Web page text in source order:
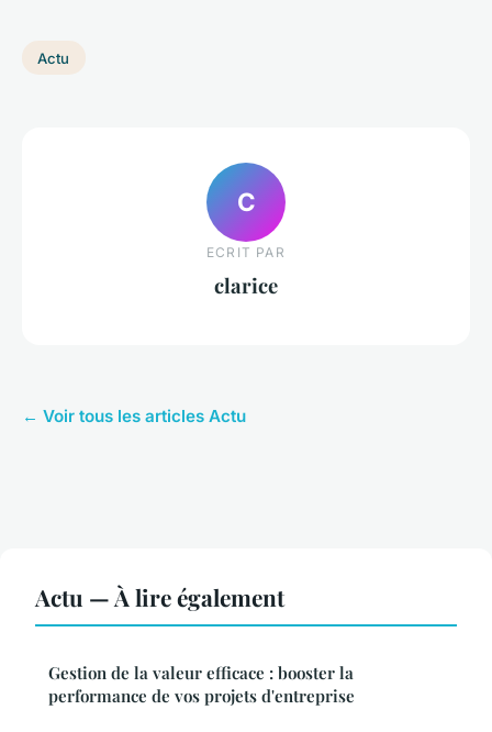
Actu
C
ECRIT PAR
clarice
← Voir tous les articles Actu
Actu — À lire également
Gestion de la valeur efficace : booster la
performance de vos projets d'entreprise